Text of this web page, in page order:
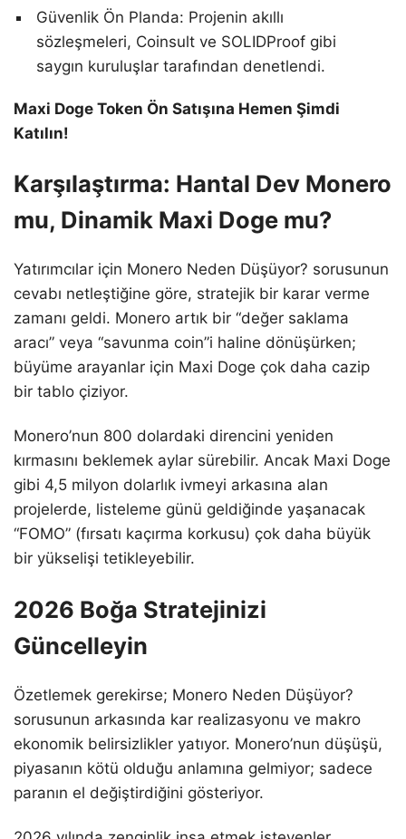
Güvenlik Ön Planda: Projenin akıllı
sözleşmeleri, Coinsult ve SOLIDProof gibi
saygın kuruluşlar tarafından denetlendi.
Maxi Doge Token Ön Satışına Hemen Şimdi
Katılın!
Karşılaştırma: Hantal Dev Monero
mu, Dinamik Maxi Doge mu?
Yatırımcılar için Monero Neden Düşüyor? sorusunun
cevabı netleştiğine göre, stratejik bir karar verme
zamanı geldi. Monero artık bir “değer saklama
aracı” veya “savunma coin”i haline dönüşürken;
büyüme arayanlar için Maxi Doge çok daha cazip
bir tablo çiziyor.
Monero’nun 800 dolardaki direncini yeniden
kırmasını beklemek aylar sürebilir. Ancak Maxi Doge
gibi 4,5 milyon dolarlık ivmeyi arkasına alan
projelerde, listeleme günü geldiğinde yaşanacak
“FOMO” (fırsatı kaçırma korkusu) çok daha büyük
bir yükselişi tetikleyebilir.
2026 Boğa Stratejinizi
Güncelleyin
Özetlemek gerekirse; Monero Neden Düşüyor?
sorusunun arkasında kar realizasyonu ve makro
ekonomik belirsizlikler yatıyor. Monero’nun düşüşü,
piyasanın kötü olduğu anlamına gelmiyor; sadece
paranın el değiştirdiğini gösteriyor.